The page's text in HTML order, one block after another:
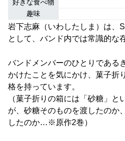
好きな食べ物
趣味
岩下志麻（いわしたしま）は、
として、バンド内では常識的な
バンドメンバーのひとりである
かけたことを気にかけ、菓子折
格を持っています。
（菓子折りの箱には「砂糖」と
が、砂糖そのものを渡したのか
したのか…※原作2巻）